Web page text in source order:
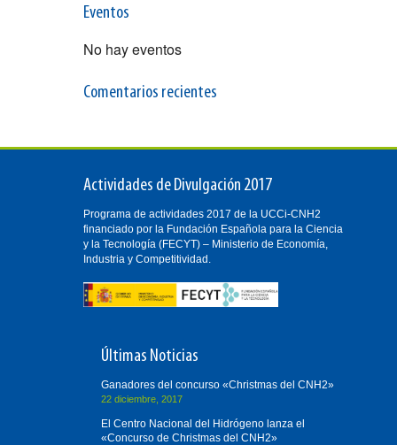
Eventos
No hay eventos
Comentarios recientes
Actividades de Divulgación 2017
Programa de actividades 2017 de la UCCi-CNH2
financiado por la Fundación Española para la Ciencia
y la Tecnología (FECYT) – Ministerio de Economía,
Industria y Competitividad.
Últimas Noticias
Ganadores del concurso «Christmas del CNH2»
22 diciembre, 2017
El Centro Nacional del Hidrógeno lanza el
«Concurso de Christmas del CNH2»